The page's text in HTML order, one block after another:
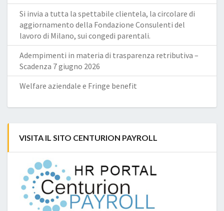
Si invia a tutta la spettabile clientela, la circolare di
aggiornamento della Fondazione Consulenti del
lavoro di Milano, sui congedi parentali.
Adempimenti in materia di trasparenza retributiva –
Scadenza 7 giugno 2026
Welfare aziendale e Fringe benefit
VISITA IL SITO CENTURION PAYROLL